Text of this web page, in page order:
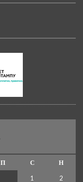
П С
Н
1
2